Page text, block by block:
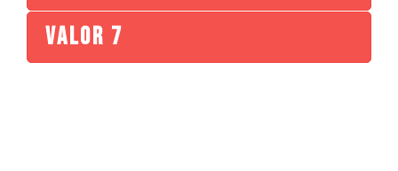
Valor 7